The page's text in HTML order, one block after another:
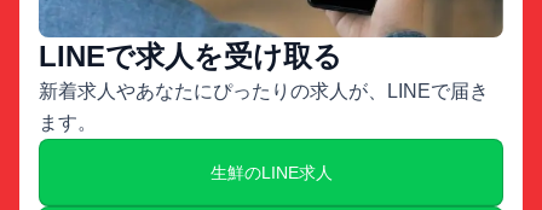
LINEで求人を受け取る
新着求人やあなたにぴったりの求人が、LINEで届き
ます。
生鮮のLINE求人